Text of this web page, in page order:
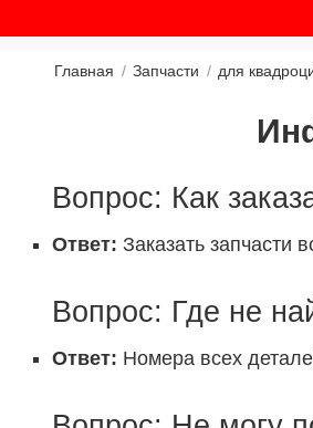
Главная / Запчасти / для
Вопрос: Как
Ответ: Заказать запчасти
Вопрос: Где не
Ответ: Номера всех